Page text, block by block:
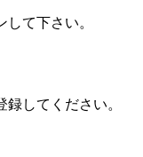
て下さい。
してください。